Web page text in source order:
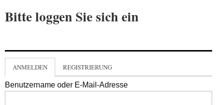
Bitte loggen Sie sich ein
ANMELDEN REGISTRIERUNG
Benutzername oder E-Mail-Adresse